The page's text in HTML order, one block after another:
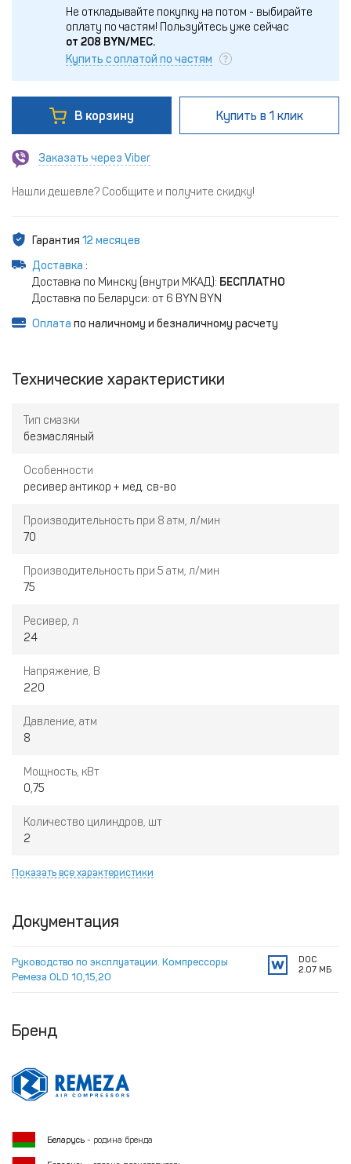
Не откладывайте покупку на потом - выбирайте
оплату по частям! Пользуйтесь уже сейчас
от 208 BYN/МЕС.
Купить с оплатой по частям
В корзину Купить в 1 клик
Заказать через Viber
Нашли дешевле? Сообщите и получите скидку!
Гарантия 12 месяцев
Доставка :
Доставка по Минску (внутри МКАД): БЕСПЛАТНО
Доставка по Беларуси: от 6 BYN BYN
Оплата по наличному и безналичному расчету
Технические характеристики
Тип смазки
безмасляный
Особенности
ресивер антикор + мед. св-во
Производительность при 8 атм, л/мин
70
Производительность при 5 атм, л/мин
75
Ресивер, л
24
Напряжение, В
220
Давление, атм
8
Мощность, кВт
0,75
Количество цилиндров, шт
2
Показать все характеристики
Документация
Руководство по эксплуатации. Компрессоры
Ремеза OLD 10,15,20
DOC
2.07 МБ
Бренд
Беларусь - родина бренда